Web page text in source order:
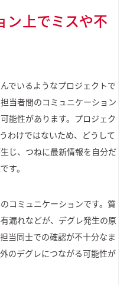
ン上でミスや不
でいるようなプロジェクトで
当者間のコミュニケーション
能性があります。プロジェク
わけではないため、どうして
じ、つねに最新情報を自分だ
す。
コミュニケーションです。質
漏れなどが、デグレ発生の原
当同士での確認が不十分なま
のデグレにつながる可能性が